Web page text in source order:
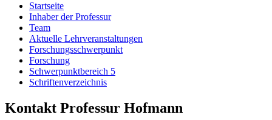
Startseite
Inhaber der Professur
Team
Aktuelle Lehrveranstaltungen
Forschungsschwerpunkt
Forschung
Schwerpunktbereich 5
Schriftenverzeichnis
Kontakt Professur Hofmann